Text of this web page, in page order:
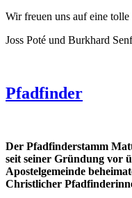
Wir freuen uns auf eine
Joss Poté und Burkhard Senf
Pfadfinder
Der Pfadfinderstamm
seit seiner Gründung vor
Apostelgemeinde
Christlicher